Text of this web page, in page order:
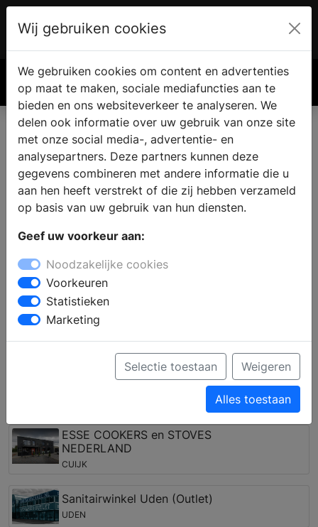
€ 0.00
Vind een nieuwe keuken in
Ven-Zelderheide
Wanneer u de keuken gaat verbouwen vindt u in de
keukenwinkel alle informatie en inspiratie voor een
nieuwe keuken. Welke keukenstijl past bij u en uw
woning en wat zijn de laatste keukentrends? Door
middel van persoonlijk advies van een ervaren
medewerker kunt u een complete keuken samenstellen
en krijgt u deskundig advies over inbouwapparatuur
van verschillende merken.
Keukenwinkels in de regio Ven-
ESSE COOKERS en STOVES
NEDERLAND
CUIJK
Sanitairwinkel Uden (Outlet)
UDEN
Wij gebruiken cookies
We gebruiken cookies om content en advertenties
op maat te maken, sociale mediafuncties aan te
bieden en ons websiteverkeer te analyseren. We
delen ook informatie over uw gebruik van onze site
met onze social media-, advertentie- en
analysepartners. Deze partners kunnen deze
gegevens combineren met andere informatie die u
aan hen heeft verstrekt of die zij hebben verzameld
op basis van uw gebruik van hun diensten.
Geef uw voorkeur aan:
Noodzakelijke cookies
Voorkeuren
Statistieken
Marketing
Selectie toestaan Weigeren
Alles toestaan